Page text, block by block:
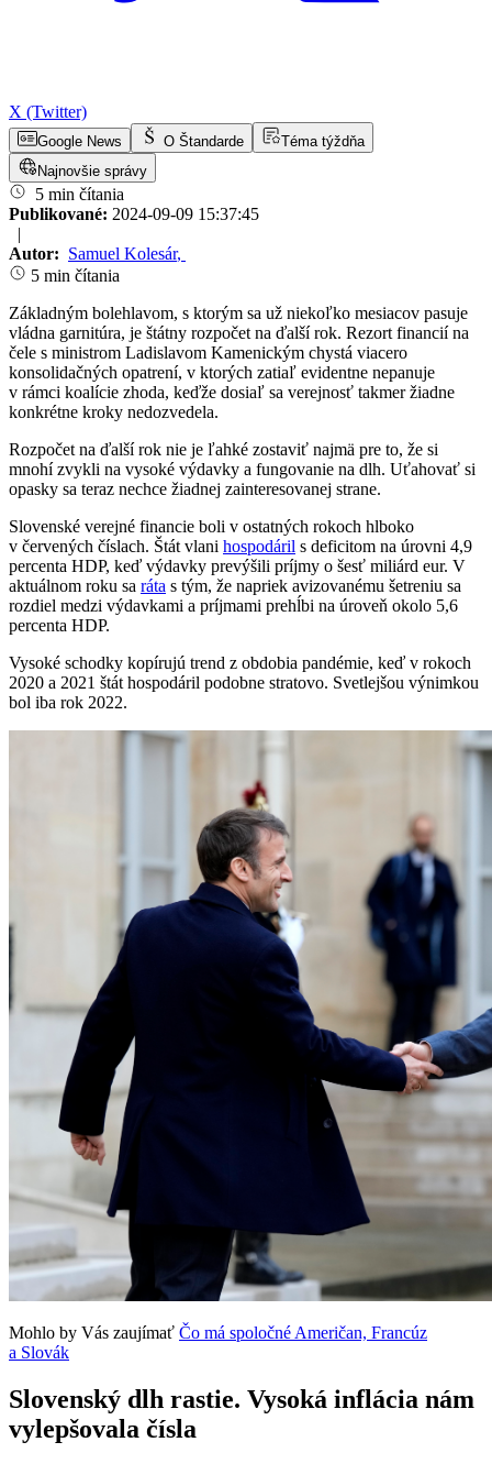
X (Twitter)
Google News O Štandarde
Téma týždňa
Najnovšie správy
5 min čítania
Publikované: 2024-09-09 15:37:45
|
Autor: Samuel Kolesár,
5 min čítania
Základným bolehlavom, s ktorým sa už niekoľko mesiacov pasuje
vládna garnitúra, je štátny rozpočet na ďalší rok. Rezort financií na
čele s ministrom Ladislavom Kamenickým chystá viacero
konsolidačných opatrení, v ktorých zatiaľ evidentne nepanuje
v rámci koalície zhoda, keďže dosiaľ sa verejnosť takmer žiadne
konkrétne kroky nedozvedela.
Rozpočet na ďalší rok nie je ľahké zostaviť najmä pre to, že si
mnohí zvykli na vysoké výdavky a fungovanie na dlh. Uťahovať si
opasky sa teraz nechce žiadnej zainteresovanej strane.
Slovenské verejné financie boli v ostatných rokoch hlboko
v červených číslach. Štát vlani hospodáril s deficitom na úrovni 4,9
percenta HDP, keď výdavky prevýšili príjmy o šesť miliárd eur. V
aktuálnom roku sa ráta s tým, že napriek avizovanému šetreniu sa
rozdiel medzi výdavkami a príjmami prehĺbi na úroveň okolo 5,6
percenta HDP.
Vysoké schodky kopírujú trend z obdobia pandémie, keď v rokoch
2020 a 2021 štát hospodáril podobne stratovo. Svetlejšou výnimkou
bol iba rok 2022.
Mohlo by Vás zaujímať Čo má spoločné Američan, Francúz
a Slovák
Slovenský dlh rastie. Vysoká inflácia nám
vylepšovala čísla